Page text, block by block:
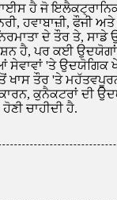
ਹੈ ਜੋ
ਹਵਾਬਾਜ਼ੀ, ਫੌਜੀ
ਦੇ ਤੌਰ ਤੇ, ਸਾਡੇ
ਹੈ, ਪਰ ਕਈ ਉਦਯੋਗਾਂ
ਸੇਵਾਵਾਂ 'ਤੇ
ਖਾਸ ਤੌਰ 'ਤੇ
ਕੁਨੈਕਟਰਾਂ ਦੀ
ਚਾਹੀਦੀ ਹੈ.